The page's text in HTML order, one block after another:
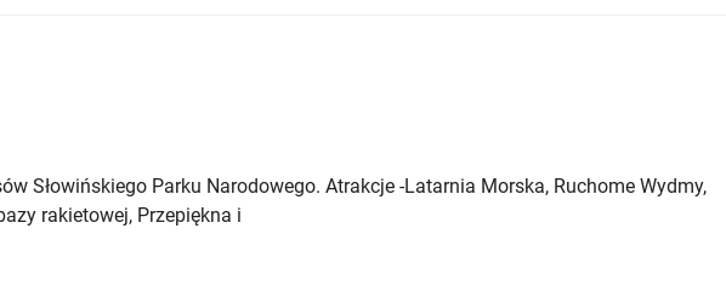
Słowińskiego Parku Narodowego. Atrakcje -Latarnia Morska, Ruchome Wydmy,
rakietowej, Przepiękna i